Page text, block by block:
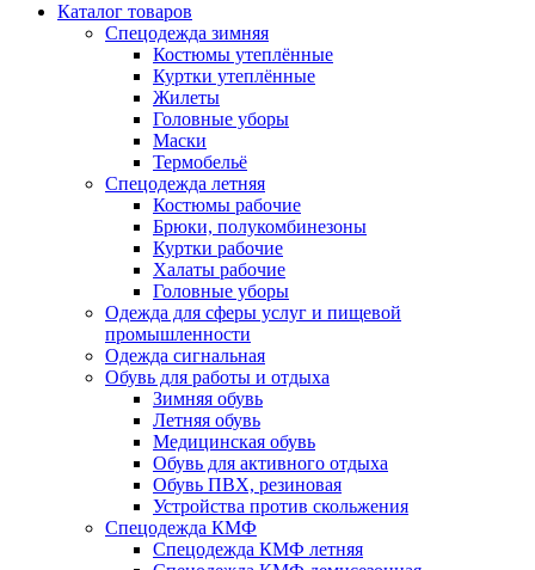
Каталог товаров
Спецодежда зимняя
Костюмы утеплённые
Куртки утеплённые
Жилеты
Головные уборы
Маски
Термобельё
Спецодежда летняя
Костюмы рабочие
Брюки, полукомбинезоны
Куртки рабочие
Халаты рабочие
Головные уборы
Одежда для сферы услуг и пищевой
промышленности
Одежда сигнальная
Обувь для работы и отдыха
Зимняя обувь
Летняя обувь
Медицинская обувь
Обувь для активного отдыха
Обувь ПВХ, резиновая
Устройства против скольжения
Спецодежда КМФ
Спецодежда КМФ летняя